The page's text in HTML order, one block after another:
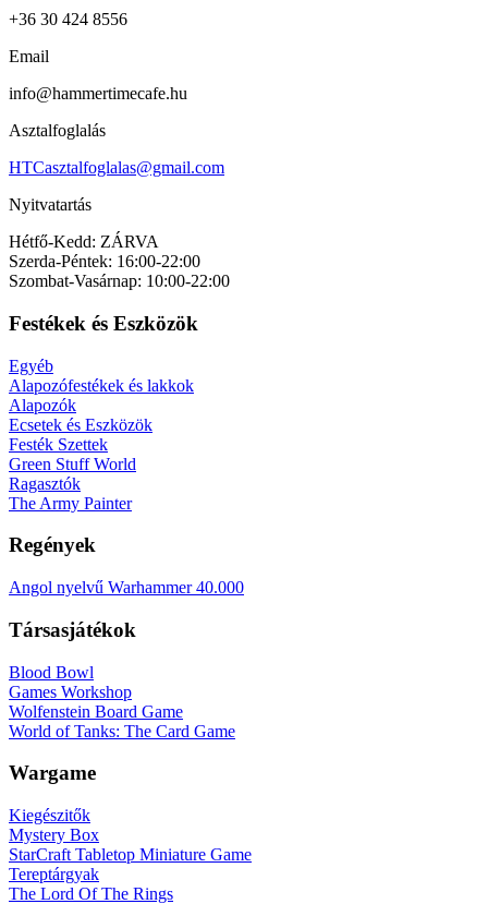
+36 30 424 8556
Email
info@hammertimecafe.hu
Asztalfoglalás
HTCasztalfoglalas@gmail.com
Nyitvatartás
Hétfő-Kedd: ZÁRVA
Szerda-Péntek: 16:00-22:00
Szombat-Vasárnap: 10:00-22:00
Festékek és Eszközök
Egyéb
Alapozófestékek és lakkok
Alapozók
Ecsetek és Eszközök
Festék Szettek
Green Stuff World
Ragasztók
The Army Painter
Regények
Angol nyelvű Warhammer 40.000
Társasjátékok
Blood Bowl
Games Workshop
Wolfenstein Board Game
World of Tanks: The Card Game
Wargame
Kiegészitők
Mystery Box
StarCraft Tabletop Miniature Game
Tereptárgyak
The Lord Of The Rings